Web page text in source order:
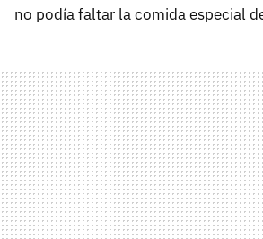
no podía faltar la comida especial